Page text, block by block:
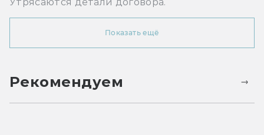
Показать ещё
Рекомендуем